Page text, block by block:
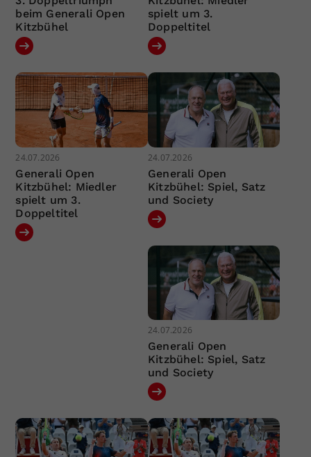
beim Generali Open
Kitzbühel
spielt um 3.
Doppeltitel
24.07.2026
Generali Open
Kitzbühel: Miedler
spielt um 3.
Doppeltitel
24.07.2026
Generali Open
Kitzbühel: Spiel, Satz
und Society
24.07.2026
Generali Open
Kitzbühel: Spiel, Satz
und Society